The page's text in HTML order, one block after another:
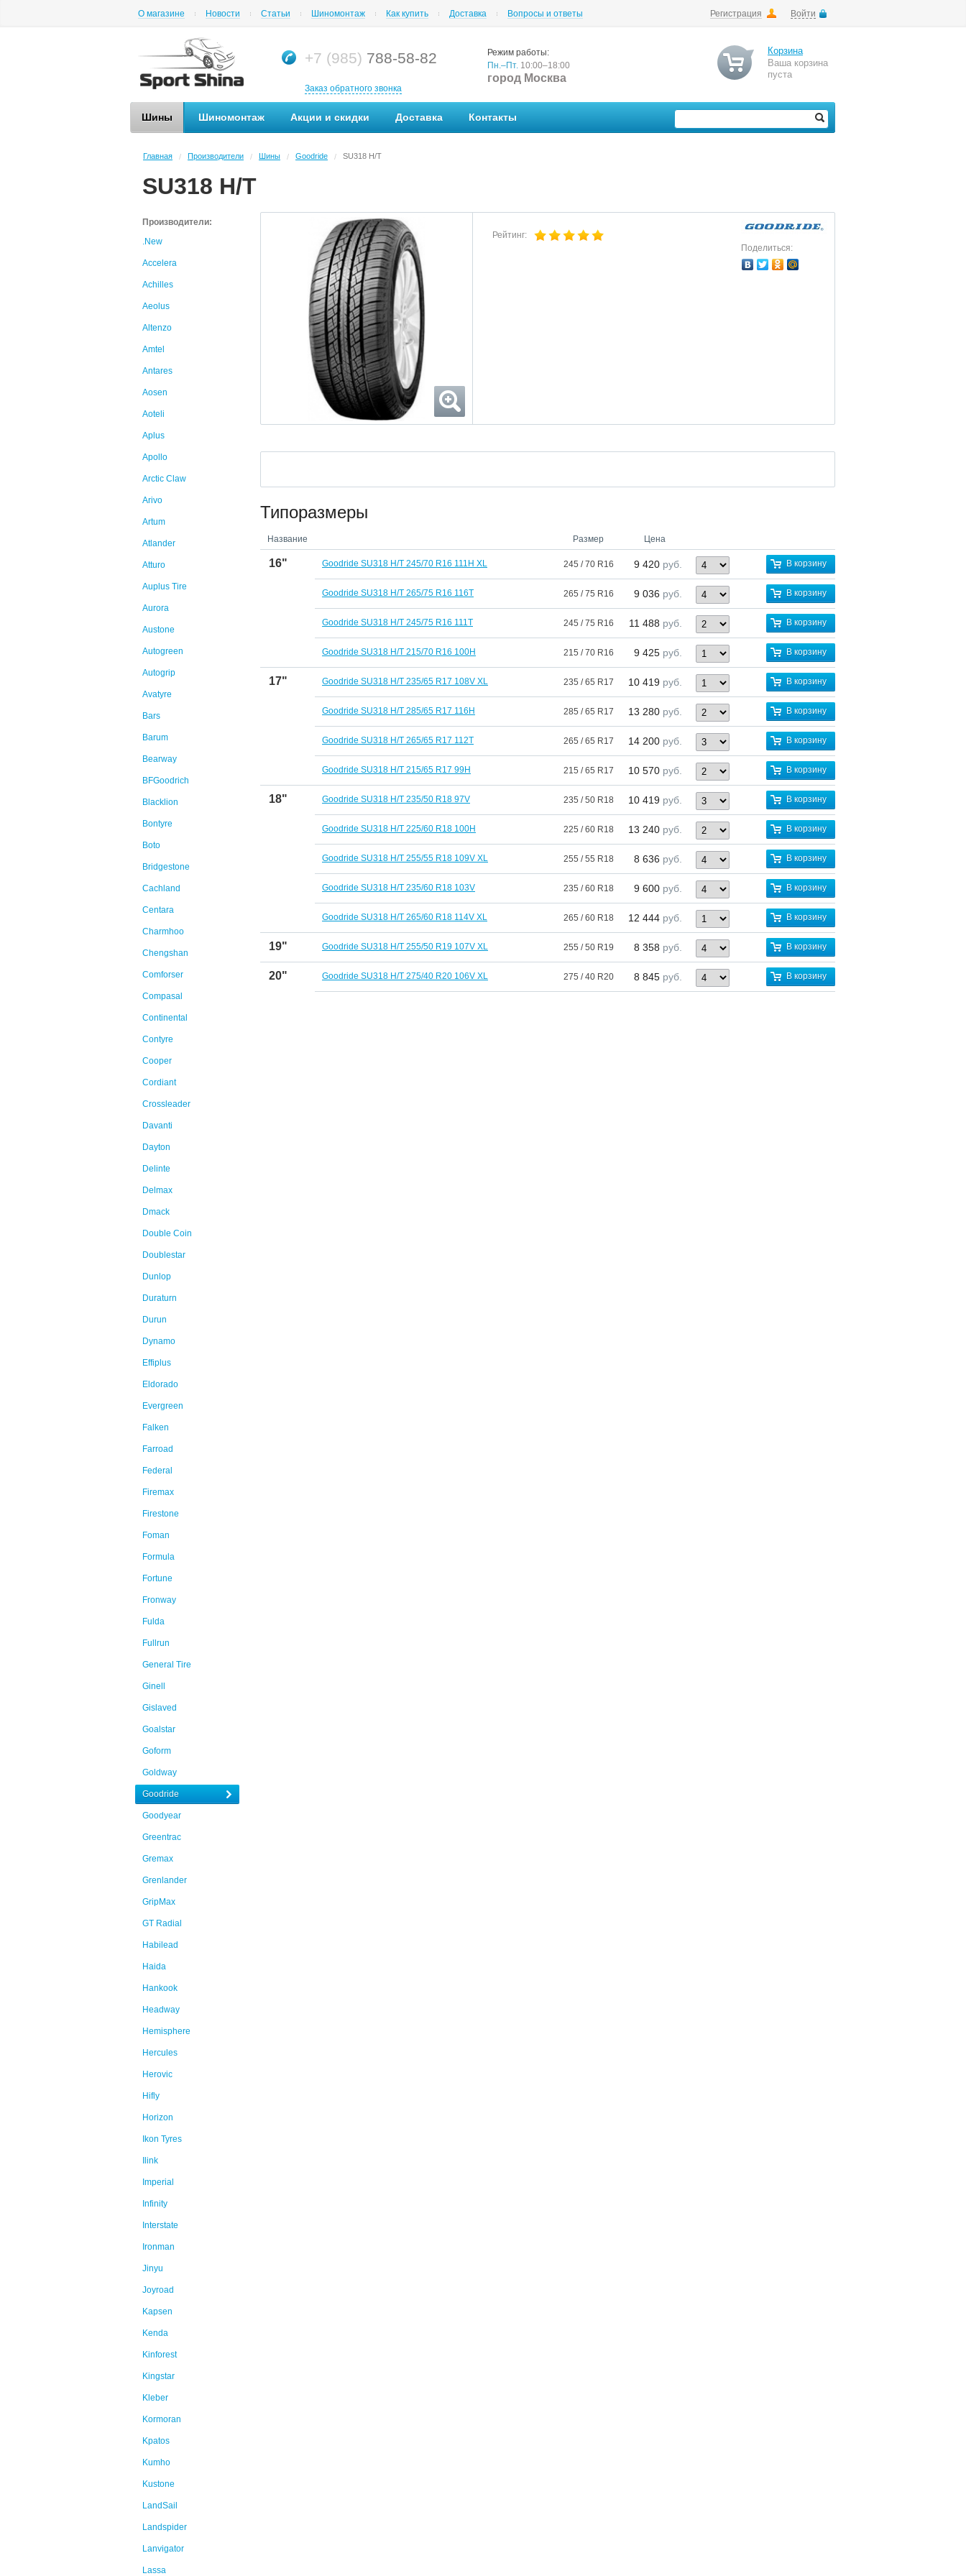
Регистрация Войти
О магазине Новости Статьи Шиномонтаж Как купить Доставка Вопросы и ответы
+7 (985) 788-58-82
Заказ обратного звонка
Режим работы:
Пн.–Пт. 10:00–18:00
город Москва
Корзина
Ваша корзина
пуста
Шины Шиномонтаж Акции и скидки Доставка Контакты
Главная / Производители / Шины / Goodride / SU318 H/T
SU318 H/T
Производители:
.New
Accelera
Achilles
Aeolus
Altenzo
Amtel
Antares
Aosen
Aoteli
Aplus
Apollo
Arctic Claw
Arivo
Artum
Atlander
Atturo
Auplus Tire
Aurora
Austone
Autogreen
Autogrip
Avatyre
Bars
Barum
Bearway
BFGoodrich
Blacklion
Bontyre
Boto
Bridgestone
Cachland
Centara
Charmhoo
Chengshan
Comforser
Compasal
Continental
Contyre
Cooper
Cordiant
Crossleader
Davanti
Dayton
Delinte
Delmax
Dmack
Double Coin
Doublestar
Dunlop
Duraturn
Durun
Dynamo
Effiplus
Eldorado
Evergreen
Falken
Farroad
Federal
Firemax
Firestone
Foman
Formula
Fortune
Fronway
Fulda
Fullrun
General Tire
Ginell
Gislaved
Goalstar
Goform
Goldway
Goodride
Goodyear
Greentrac
Gremax
Grenlander
GripMax
GT Radial
Habilead
Haida
Hankook
Headway
Hemisphere
Hercules
Herovic
Hifly
Horizon
Ikon Tyres
Ilink
Imperial
Infinity
Interstate
Ironman
Jinyu
Joyroad
Kapsen
Kenda
Kinforest
Kingstar
Kleber
Kormoran
Kpatos
Kumho
Kustone
LandSail
Landspider
Lanvigator
Lassa
Рейтинг:
Поделиться:
Типоразмеры
Название Размер Цена
16" Goodride SU318 H/T 245/70 R16 111H XL 245 / 70 R16 9 420 руб. В корзину
Goodride SU318 H/T 265/75 R16 116T 265 / 75 R16 9 036 руб. В корзину
Goodride SU318 H/T 245/75 R16 111T 245 / 75 R16 11 488 руб. В корзину
Goodride SU318 H/T 215/70 R16 100H 215 / 70 R16 9 425 руб. В корзину
17" Goodride SU318 H/T 235/65 R17 108V XL 235 / 65 R17 10 419 руб. В корзину
Goodride SU318 H/T 285/65 R17 116H 285 / 65 R17 13 280 руб. В корзину
Goodride SU318 H/T 265/65 R17 112T 265 / 65 R17 14 200 руб. В корзину
Goodride SU318 H/T 215/65 R17 99H 215 / 65 R17 10 570 руб. В корзину
18" Goodride SU318 H/T 235/50 R18 97V 235 / 50 R18 10 419 руб. В корзину
Goodride SU318 H/T 225/60 R18 100H 225 / 60 R18 13 240 руб. В корзину
Goodride SU318 H/T 255/55 R18 109V XL 255 / 55 R18 8 636 руб. В корзину
Goodride SU318 H/T 235/60 R18 103V 235 / 60 R18 9 600 руб. В корзину
Goodride SU318 H/T 265/60 R18 114V XL 265 / 60 R18 12 444 руб. В корзину
19" Goodride SU318 H/T 255/50 R19 107V XL 255 / 50 R19 8 358 руб. В корзину
20" Goodride SU318 H/T 275/40 R20 106V XL 275 / 40 R20 8 845 руб. В корзину